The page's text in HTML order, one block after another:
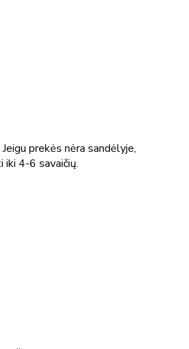
prekės nėra sandėlyje,
4-6 savaičių.